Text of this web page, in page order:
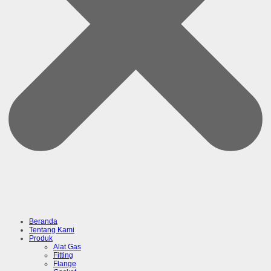
Beranda
Tentang Kami
Produk
Alat Gas
Fitting
Flange